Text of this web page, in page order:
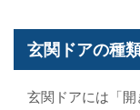
玄関ドアの種
玄関ドアには「開